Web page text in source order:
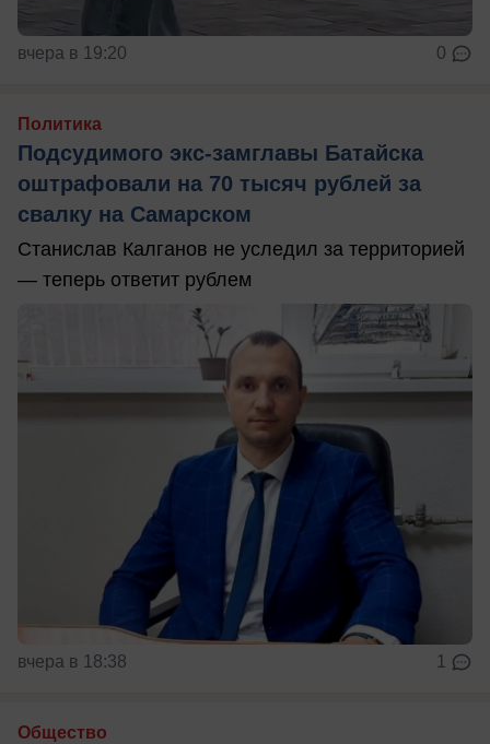
вчера в 19:20 0
Политика
Подсудимого экс-замглавы Батайска
оштрафовали на 70 тысяч рублей за
свалку на Самарском
Станислав Калганов не уследил за территорией
— теперь ответит рублем
вчера в 18:38 1
Общество